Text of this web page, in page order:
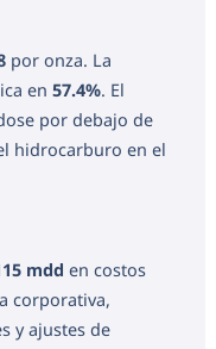
por onza. La
en 57.4%. El
por debajo de
hidrocarburo en el
mdd en costos
corporativa,
y ajustes de